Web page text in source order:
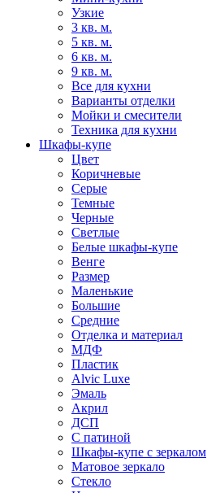
Узкие
3 кв. м.
5 кв. м.
6 кв. м.
9 кв. м.
Все для кухни
Варианты отделки
Мойки и смесители
Техника для кухни
Шкафы-купе
Цвет
Коричневые
Серые
Темные
Черные
Светлые
Белые шкафы-купе
Венге
Размер
Маленькие
Большие
Средние
Отделка и материал
МДФ
Пластик
Alvic Luxe
Эмаль
Акрил
ДСП
С патиной
Шкафы-купе с зеркалом
Матовое зеркало
Стекло